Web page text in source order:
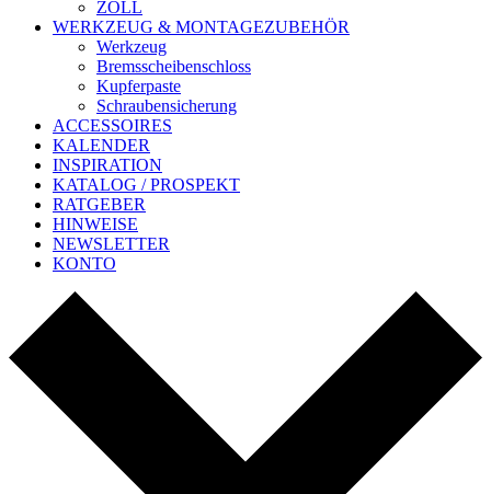
ZOLL
WERKZEUG & MONTAGEZUBEHÖR
Werkzeug
Bremsscheibenschloss
Kupferpaste
Schraubensicherung
ACCESSOIRES
KALENDER
INSPIRATION
KATALOG / PROSPEKT
RATGEBER
HINWEISE
NEWSLETTER
KONTO